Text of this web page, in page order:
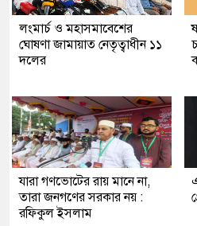
লংমার্চ ও মহাসমাবেশের
ঘোষণা জামায়াত নেতৃত্বাধীন ১১
দলের
যারা গণভোটের রায় মানে না,
তারা জনগণের সরকার নয় :
রফিকুল ইসলাম